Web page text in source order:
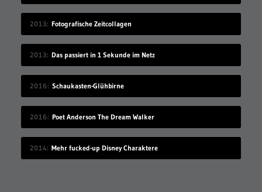
2013 Fotografische Zeitcollagen
2013 Das passiert in 1 Sekunde im Netz
2016 Schaukasten-Glühbirne
2016 Poet Anderson The Dream Walker
2014 Mehr fucked-up Disney Charaktere